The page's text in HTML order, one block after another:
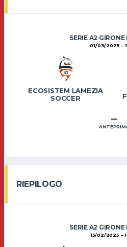
SERIE A2
01/03/2025
ECOSISTEM LAMEZIA
SOCCER
–
RIEPILOGO
SERIE A2
15/02/2025